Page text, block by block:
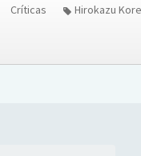
Críticas Hirokazu